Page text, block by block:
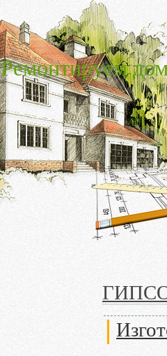
Ремонтируем